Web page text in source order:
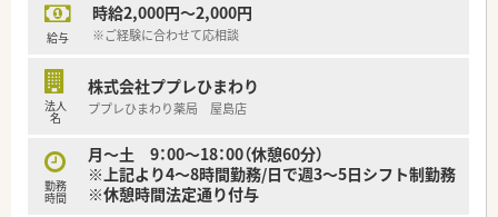
今後も更に、ドラッグストアと調剤薬局の併設店を標準型店舗
として、利便性と専門性を兼ね備えた店舗展開を図って参りま
す。現在約3割が調剤取扱店舗です。
■様々な福利厚生制度で、業界トップクラスの満足度を誇ってお
■地域のお客様と共に取り組む地域支援・社会貢献活動も活発に
行っております。
給与
時給2,000円～2,000円
※ご経験に合わせて応相談
法人
名
株式会社ププレひまわり
ププレひまわり薬局 屋島店
勤務
時間
月～土 9：00～18：00（休憩60分）
※上記より4～8時間勤務/日で週3～5日シフト制勤務
※休憩時間法定通り付与